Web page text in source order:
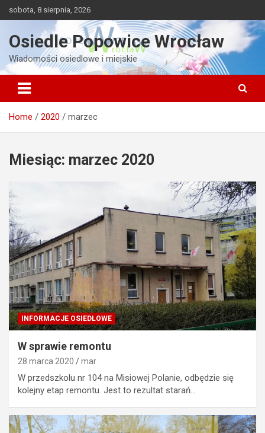
to
sobota, 8 sierpnia, 2026
Osiedle Popowice Wrocław
Wiadomości osiedlowe i miejskie
Home 2020 marzec
Miesiąc: marzec 2020
INFORMACJE OSIEDLOWE
W sprawie remontu
28 marca 2020 mar
W przedszkolu nr 104 na Misiowej Polanie, odbędzie się
kolejny etap remontu. Jest to rezultat starań…